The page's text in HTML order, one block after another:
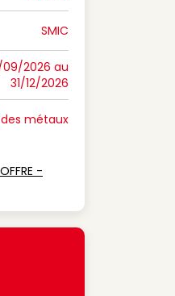
SMIC
09/2026 au
31/12/2026
métaux
-